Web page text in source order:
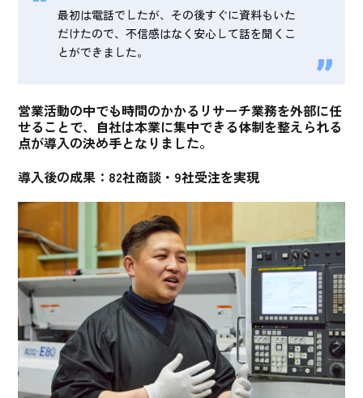
最初は電話でしたが、その後すぐに資料もいた
だけたので、不信感はなく安心して話を聞くこ
とができました。
営業活動の中でも時間のかかるリサーチ業務を外部に任
せることで、自社は本業に集中できる体制を整えられる
点が導入の決め手となりました。
導入後の成果：82社商談・9社受注を実現